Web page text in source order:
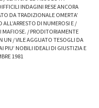
INDAGINI RESE ANCORA
DA TRADIZIONALE OMERTA’
DI NUMEROSI E /
/ PRODITORIAMENTE
UN / VILE AGGUATO TESOGLI DA
PIU’ NOBILI IDEALI DI GIUSTIZIA E
1981